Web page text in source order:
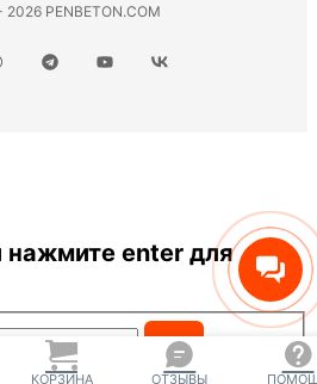
КОРЗИНА ОТЗЫВЫ
PENBETON.COM
нажмите enter для